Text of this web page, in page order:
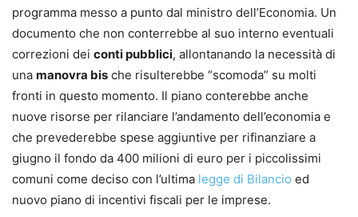
programma messo a punto dal ministro dell’Economia. Un
documento che non conterrebbe al suo interno eventuali
correzioni dei conti pubblici, allontanando la necessità di
una manovra bis che risulterebbe “scomoda” su molti
fronti in questo momento. Il piano conterebbe anche
nuove risorse per rilanciare l’andamento dell’economia e
che prevederebbe spese aggiuntive per rifinanziare a
giugno il fondo da 400 milioni di euro per i piccolissimi
comuni come deciso con l’ultima legge di Bilancio ed
nuovo piano di incentivi fiscali per le imprese.